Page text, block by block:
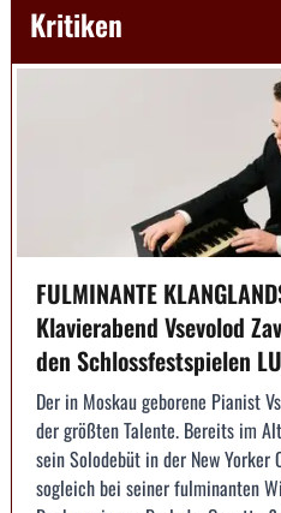
Kritiken
FULMINANTE
Klavierabend Vsevolod
den Schlossfestspielen
Der in Moskau geborene Pianist
der größten Talente. Bereits im
sein Solodebüt in der New
sogleich bei seiner fulminanten